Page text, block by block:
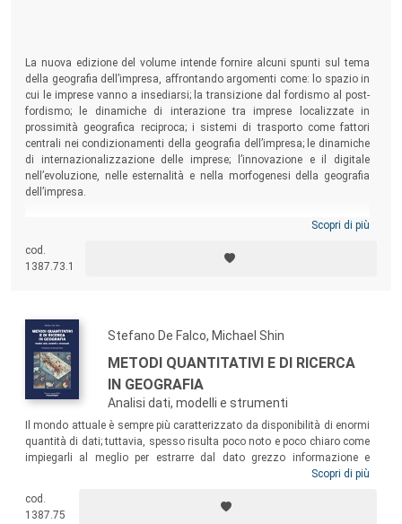
La nuova edizione del volume intende fornire alcuni spunti sul tema
della geografia dell’impresa, affrontando argomenti come: lo spazio in
cui le imprese vanno a insediarsi; la transizione dal fordismo al post-
fordismo; le dinamiche di interazione tra imprese localizzate in
prossimità geografica reciproca; i sistemi di trasporto come fattori
centrali nei condizionamenti della geografia dell’impresa; le dinamiche
di internazionalizzazione delle imprese; l’innovazione e il digitale
nell’evoluzione, nelle esternalità e nella morfogenesi della geografia
dell’impresa.
Scopri di più
cod.
1387.73.1
Stefano De Falco, Michael Shin
METODI QUANTITATIVI E DI RICERCA
IN GEOGRAFIA
Analisi dati, modelli e strumenti
Il mondo attuale è sempre più caratterizzato da disponibilità di enormi
quantità di dati; tuttavia, spesso risulta poco noto e poco chiaro come
impiegarli al meglio per estrarre dal dato grezzo informazione e
conoscenza. Questo volume vuole riportare in modo organico e
particolare, il testo si focalizza su dati di tipo geografico e illustra
Scopri di più
cod.
1387.75